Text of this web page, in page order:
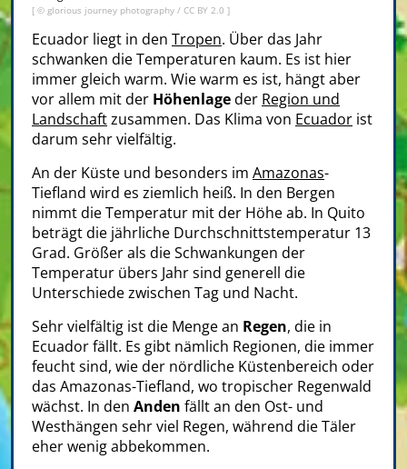
[ © glorious journey photography / CC BY 2.0 ]
Ecuador liegt in den Tropen. Über das Jahr
schwanken die Temperaturen kaum. Es ist hier
immer gleich warm. Wie warm es ist, hängt aber
vor allem mit der Höhenlageder Region und
Landschaftzusammen. Das Klima von Ecuador ist
darum sehr vielfältig.
An der Küste und besonders im Amazonas-
Tiefland wird es ziemlich heiß. In den Bergen
nimmt die Temperatur mit der Höhe ab. In Quito
beträgt die jährliche Durchschnittstemperatur 13
Grad. Größer als die Schwankungen der
Temperatur übers Jahr sind generell die
Unterschiede zwischen Tag und Nacht.
Sehr vielfältig ist die Menge an Regen, die in
Ecuador fällt. Es gibt nämlich Regionen, die immer
feucht sind, wie der nördliche Küstenbereich oder
das Amazonas-Tiefland, wo tropischer Regenwald
wächst. In den Anden fällt an den Ost- und
Westhängen sehr viel Regen, während die Täler
eher wenig abbekommen.